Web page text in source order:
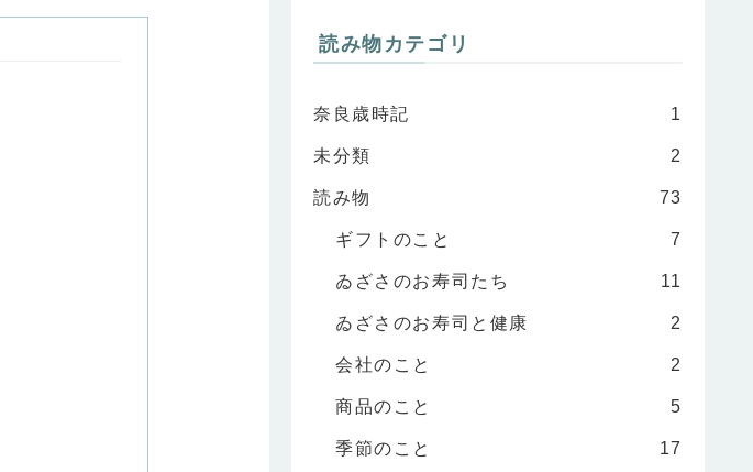
読み物カテゴリ
奈良歳時記 1
未分類 2
読み物 73
ギフトのこと 7
ゐざさのお寿司たち 11
ゐざさのお寿司と健康 2
会社のこと 2
商品のこと 5
季節のこと 17